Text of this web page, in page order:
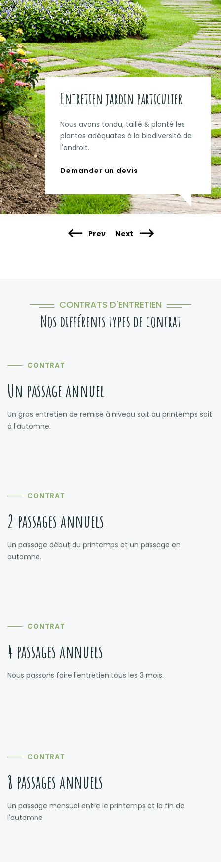
Entretien jardin particulier
Nous avons tondu, taillé & planté les
plantes adéquates à la biodiversité de
l'endroit.
Demander un devis
Prev Next
CONTRATS D'ENTRETIEN
Nos différents types de contrat
CONTRAT
Un passage annuel
Un gros entretien de remise à niveau soit au printemps soit
à l'automne.
CONTRAT
2 passages annuels
Un passage début du printemps et un passage en
automne.
CONTRAT
4 passages annuels
Nous passons faire l'entretien tous les 3 mois.
CONTRAT
8 passages annuels
Un passage mensuel entre le printemps et la fin de
l'automne